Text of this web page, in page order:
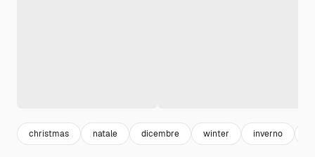
christmas natale dicembre winter inverno